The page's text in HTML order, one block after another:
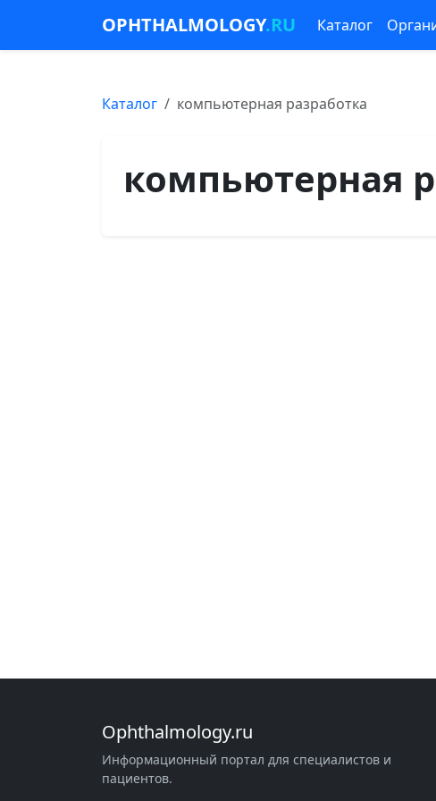
OPHTHALMOLOGY.RU Каталог
Каталог компьютерная разработка
компьютерная
Ophthalmology.ru
Информационный портал для специалистов и
пациентов.